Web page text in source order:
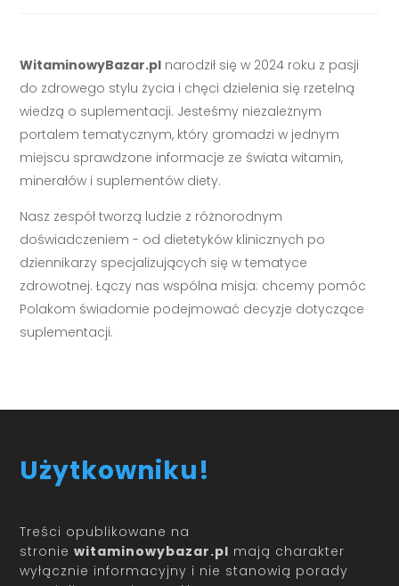
WitaminowyBazar.pl narodził się w 2024 roku z pasji
do zdrowego stylu życia i chęci dzielenia się rzetelną
wiedzą o suplementacji. Jesteśmy niezależnym
portalem tematycznym, który gromadzi w jednym
miejscu sprawdzone informacje ze świata witamin,
minerałów i suplementów diety.
Nasz zespół tworzą ludzie z różnorodnym
doświadczeniem - od dietetyków klinicznych po
dziennikarzy specjalizujących się w tematyce
zdrowotnej. Łączy nas wspólna misja: chcemy pomóc
Polakom świadomie podejmować decyzje dotyczące
suplementacji.
Użytkowniku!
Treści opublikowane na
stroniewitaminowybazar.pl mają charakter
wyłącznie informacyjny i nie stanowią porady